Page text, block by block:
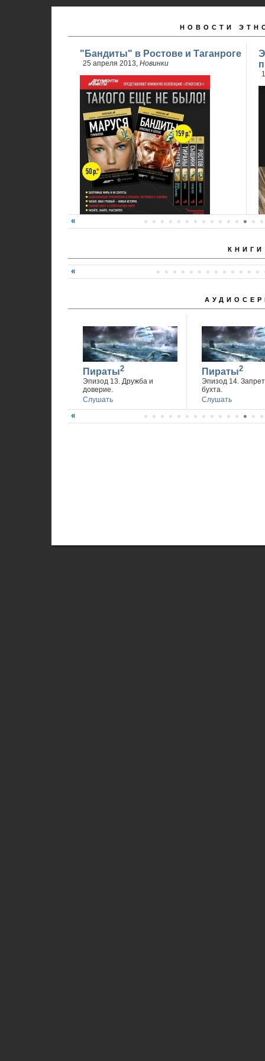
НОВОСТИ
"Бандиты" в Ростове и Таганроге
25 апреля 2013, Новинки
24 апреля стартовали продажи 2 книги
обновленного проекта...
КНИГИ
Пираты2
Эпизод 13. Дружба и
доверие.
Слушать
Пираты2
Эпизод 14.
бухта.
Слушать